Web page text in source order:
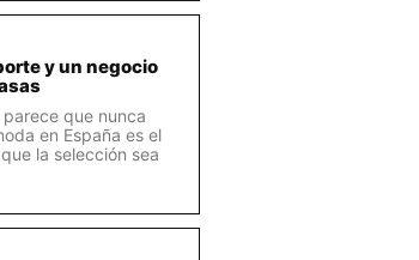
y un negocio
que nunca
en España es el
la selección sea